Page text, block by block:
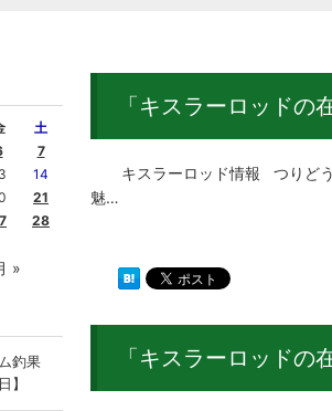
「キスラーロッドの
キスラーロッド情報 つりどう
魅…
「キスラーロッドの
土
»
7
14
21
28
釣果
】